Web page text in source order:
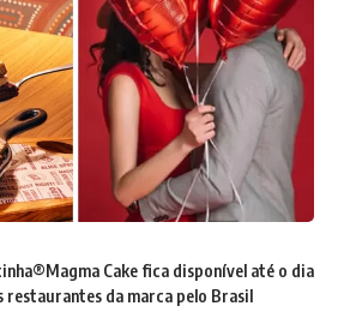
Cake fica disponível até o dia
restaurantes da marca pelo Brasil